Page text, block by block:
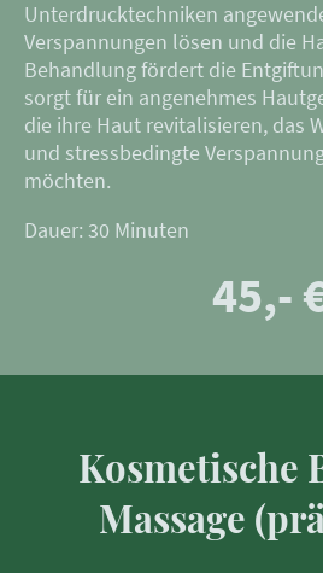
Unterdrucktechniken
Verspannungen lösen und die
Behandlung fördert die
sorgt für ein angenehmes
die ihre Haut revitalisieren, das
und stressbedingte
möchten.
Dauer: 30 Minuten
45,-
Kosmetische
Massage